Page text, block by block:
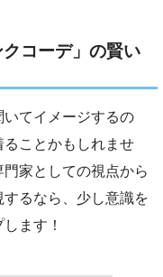
コーデ」の賢い
てイメージするの
ことかもしれませ
家としての視点から
るなら、少し意識を
ます！